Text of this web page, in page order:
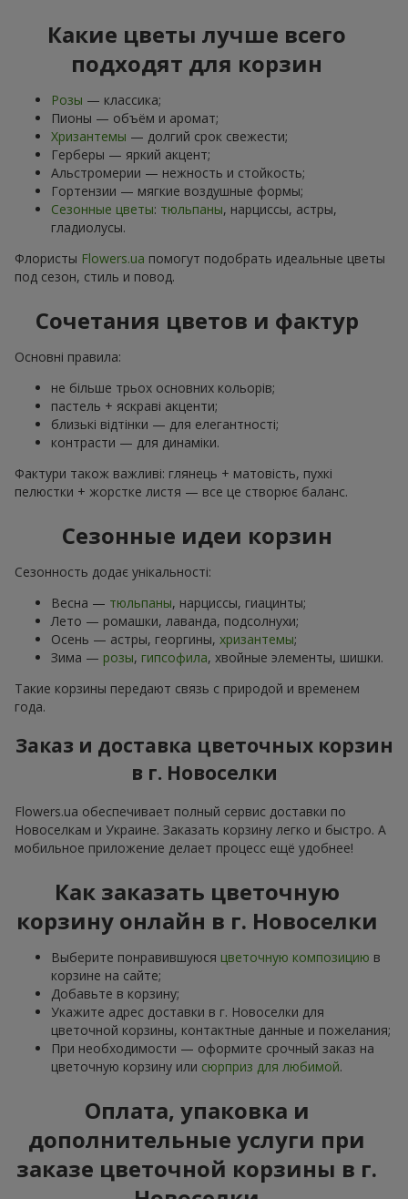
Какие цветы лучше всего
подходят для корзин
Розы — классика;
Пионы — объём и аромат;
Хризантемы — долгий срок свежести;
Герберы — яркий акцент;
Альстромерии — нежность и стойкость;
Гортензии — мягкие воздушные формы;
Сезонные цветы: тюльпаны, нарциссы, астры,
гладиолусы.
Флористы Flowers.ua помогут подобрать идеальные цветы
под сезон, стиль и повод.
Сочетания цветов и фактур
Основні правила:
не більше трьох основних кольорів;
пастель + яскраві акценти;
близькі відтінки — для елегантності;
контрасти — для динаміки.
Фактури також важливі: глянець + матовість, пухкі
пелюстки + жорстке листя — все це створює баланс.
Сезонные идеи корзин
Сезонность додає унікальності:
Весна — тюльпаны, нарциссы, гиацинты;
Лето — ромашки, лаванда, подсолнухи;
Осень — астры, георгины, хризантемы;
Зима — розы, гипсофила, хвойные элементы, шишки.
Такие корзины передают связь с природой и временем
года.
Заказ и доставка цветочных корзин
в г. Новоселки
Flowers.ua обеспечивает полный сервис доставки по
Новоселкам и Украине. Заказать корзину легко и быстро. А
мобильное приложение делает процесс ещё удобнее!
Как заказать цветочную
корзину онлайн в г. Новоселки
Выберите понравившуюся цветочную композицию в
корзине на сайте;
Добавьте в корзину;
Укажите адрес доставки в г. Новоселки для
цветочной корзины, контактные данные и пожелания;
При необходимости — оформите срочный заказ на
цветочную корзину или сюрприз для любимой.
Оплата, упаковка и
дополнительные услуги при
заказе цветочной корзины в г.